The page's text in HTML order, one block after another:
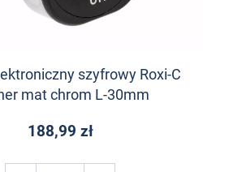
szyfrowy Roxi-C
mat chrom L-30mm
188,99 zł